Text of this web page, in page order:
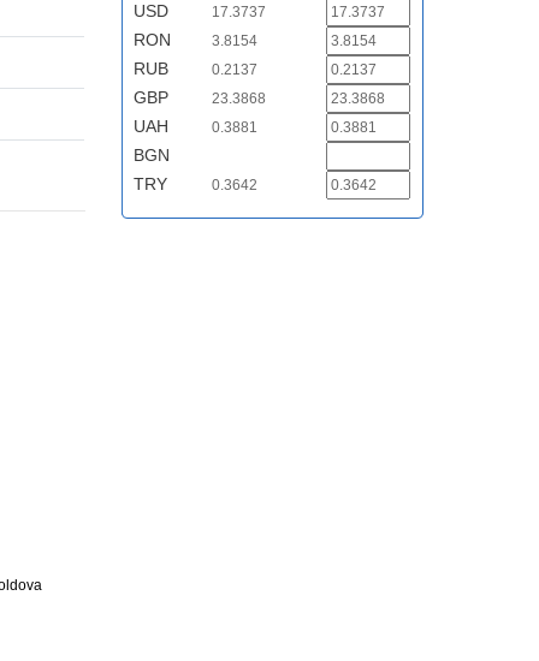
USD 17.3737
RON 3.8154
RUB 0.2137
GBP 23.3868
UAH 0.3881
BGN
TRY
0.3642